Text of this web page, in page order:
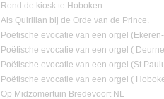
Rond de kiosk te Hoboken.
Als Quirilian bij de Orde van de Prince.
Poëtische evocatie van een orgel
Poëtische evocatie van een orgel (
Poëtische evocatie van een orgel (St
Poëtische evocatie van een orgel (
Op Midzomertuin Bredevoort NL